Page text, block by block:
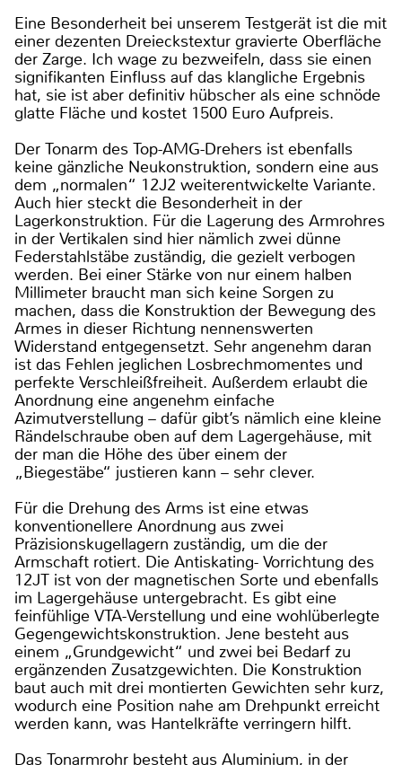
Eine Besonderheit bei unserem Testgerät ist die mit
einer dezenten Dreieckstextur gravierte Oberfläche
der Zarge. Ich wage zu bezweifeln, dass sie einen
signifikanten Einfluss auf das klangliche Ergebnis
hat, sie ist aber definitiv hübscher als eine schnöde
glatte Fläche und kostet 1500 Euro Aufpreis.
Der Tonarm des Top-AMG-Drehers ist ebenfalls
keine gänzliche Neukonstruktion, sondern eine aus
dem „normalen“ 12J2 weiterentwickelte Variante.
Auch hier steckt die Besonderheit in der
Lagerkonstruktion. Für die Lagerung des Armrohres
in der Vertikalen sind hier nämlich zwei dünne
Federstahlstäbe zuständig, die gezielt verbogen
werden. Bei einer Stärke von nur einem halben
Millimeter braucht man sich keine Sorgen zu
machen, dass die Konstruktion der Bewegung des
Armes in dieser Richtung nennenswerten
Widerstand entgegensetzt. Sehr angenehm daran
ist das Fehlen jeglichen Losbrechmomentes und
perfekte Verschleißfreiheit. Außerdem erlaubt die
Anordnung eine angenehm einfache
Azimutverstellung – dafür gibt’s nämlich eine kleine
Rändelschraube oben auf dem Lagergehäuse, mit
der man die Höhe des über einem der
„Biegestäbe“ justieren kann – sehr clever.
Für die Drehung des Arms ist eine etwas
konventionellere Anordnung aus zwei
Präzisionskugellagern zuständig, um die der
Armschaft rotiert. Die Antiskating- Vorrichtung des
12JT ist von der magnetischen Sorte und ebenfalls
im Lagergehäuse untergebracht. Es gibt eine
feinfühlige VTA-Verstellung und eine wohlüberlegte
Gegengewichtskonstruktion. Jene besteht aus
einem „Grundgewicht“ und zwei bei Bedarf zu
ergänzenden Zusatzgewichten. Die Konstruktion
baut auch mit drei montierten Gewichten sehr kurz,
wodurch eine Position nahe am Drehpunkt erreicht
werden kann, was Hantelkräfte verringern hilft.
Das Tonarmrohr besteht aus Aluminium, in der